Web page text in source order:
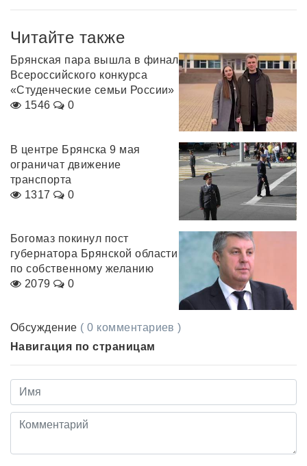
Читайте также
Брянская пара вышла в финал
Всероссийского конкурса
«Студенческие семьи России»
1546
0
В центре Брянска 9 мая
ограничат движение
транспорта
1317
0
Богомаз покинул пост
губернатора Брянской области
по собственному желанию
2079
0
Обсуждение ( 0 комментариев )
Навигация по страницам